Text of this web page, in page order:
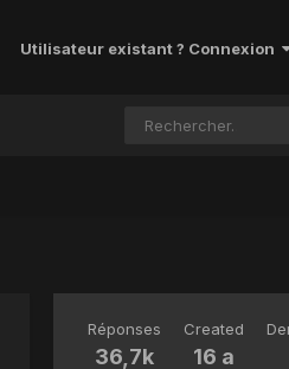
Utilisateur existant ? Connexion
Réponses
36,7k
Created
16 a